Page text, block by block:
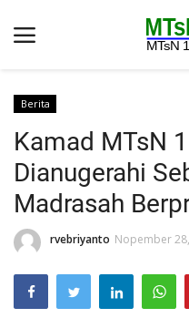
Beranda
Berita
Kontak
Galeri
OPINI
Syarat dan Ketentuan
Berita
Kamad MTsN
Dianugerahi
Madrasah
rvebriyanto Nopember